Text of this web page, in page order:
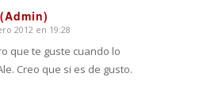
2012 en 19:28
que te guste cuando lo
Creo que si es de gusto.